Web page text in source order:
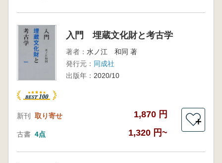
入門 埋蔵文化財と考古学
著者： 水ノ江 和同 著
発行元： 同成社
出版年： 2020/10
新刊 取り寄せ 1,870 円
古書 4点 1,320 円~
＋